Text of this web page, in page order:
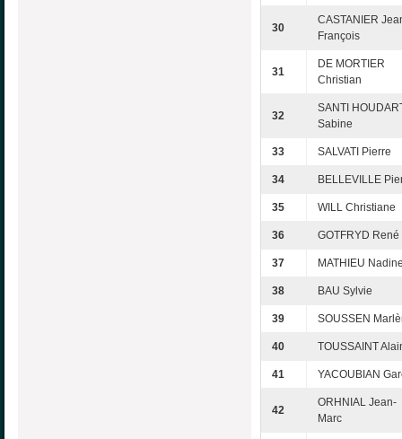
30
CASTANIER
François
31
DE MORTIER
Christian
32
SANTI
Sabine
33 SALVATI Pierre
34 BELLEVILLE
35 WILL Christiane
36 GOTFRYD René
37 MATHIEU
38 BAU Sylvie
39 SOUSSEN
40 TOUSSAINT
41 YACOUBIAN
42
ORHNIAL Jean-
Marc